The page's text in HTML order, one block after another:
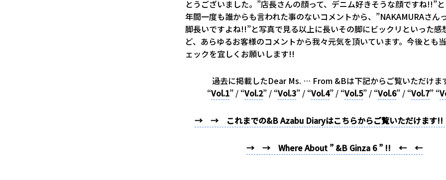
とうございました。”店長さんの顔って、デニム好きそうな顔ですね!!”
年間一度も誰からも言われた事のないコメントから、”NAKAMURAさん
脚長いですよね!!”と写真で見る以上に長いその脚にビックリといった感
ど、あらゆるお客様のコメントから我々元気を頂いています。今後とも
ェックを宜しくお願いします!!
過去に掲載したDear Ms. … From &Bは下記からご覧いただけま
“Vol.1” / “Vol.2” / “Vol.3” / “Vol.4” / “Vol.5” / “Vol.6” / “Vol.7” “
→ → これまでの&B Azabu Diaryはこちらからご覧いただけ
→ → Where About ” &B Ginza 6 ” !! ← ←